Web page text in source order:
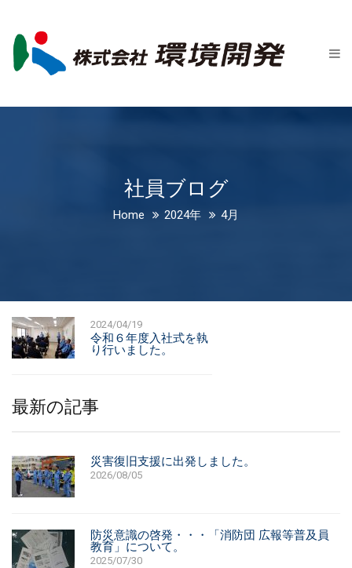
会社案内
お問い合わせ
社員ブログ
Home 2024年 4月
2024/04/19
令和６年度入社式を執
り行いました。
最新の記事
災害復旧支援に出発しました。
2026/08/05
防災意識の啓発・・・「消防団 広報等普及員
教育」について。
2025/07/30